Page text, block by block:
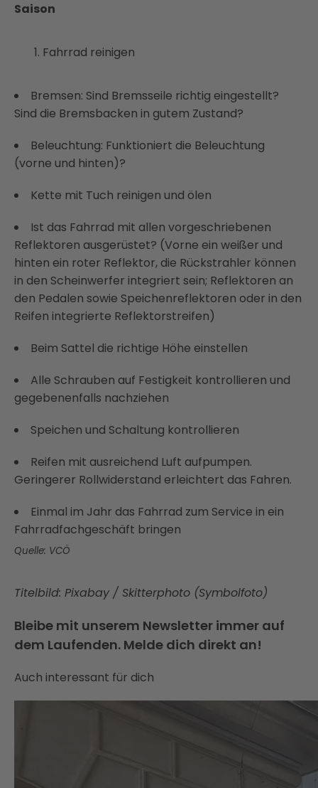
Saison
Fahrrad reinigen
Bremsen: Sind Bremsseile richtig eingestellt?
Sind die Bremsbacken in gutem Zustand?
Beleuchtung: Funktioniert die Beleuchtung
(vorne und hinten)?
Kette mit Tuch reinigen und ölen
Ist das Fahrrad mit allen vorgeschriebenen
Reflektoren ausgerüstet? (Vorne ein weißer und
hinten ein roter Reflektor, die Rückstrahler können
in den Scheinwerfer integriert sein; Reflektoren an
den Pedalen sowie Speichenreflektoren oder in den
Reifen integrierte Reflektorstreifen)
Beim Sattel die richtige Höhe einstellen
Alle Schrauben auf Festigkeit kontrollieren und
gegebenenfalls nachziehen
Speichen und Schaltung kontrollieren
Reifen mit ausreichend Luft aufpumpen.
Geringerer Rollwiderstand erleichtert das Fahren.
Einmal im Jahr das Fahrrad zum Service in ein
Fahrradfachgeschäft bringen
Quelle: VCÖ
Titelbild: Pixabay / Skitterphoto (Symbolfoto)
Bleibe mit unserem Newsletter immer auf
dem Laufenden. Melde dich direkt an!
Auch interessant für dich